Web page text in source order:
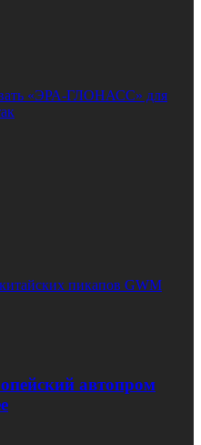
«ЭРА-ГЛОНАСС» для
пикапов GWM
автопром